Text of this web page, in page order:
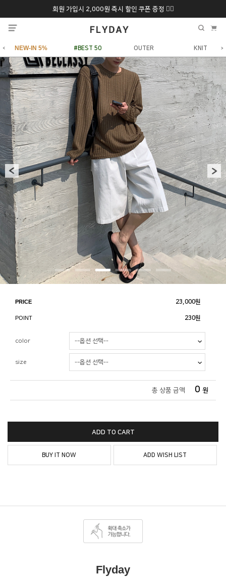
회원 가입시 2,000원 즉시 할인 쿠폰 증정 ❤️‍🔥
추석 특별 할인 10~20% 9/6 화 ~ 9/12월
NEW-IN 5% #BEST 50 OUTER KNIT
PRICE 23,000원
POINT 230원
color
size
총 상품 금액 0 원
ADD TO CART
BUY IT NOW ADD WISH LIST
Flyday